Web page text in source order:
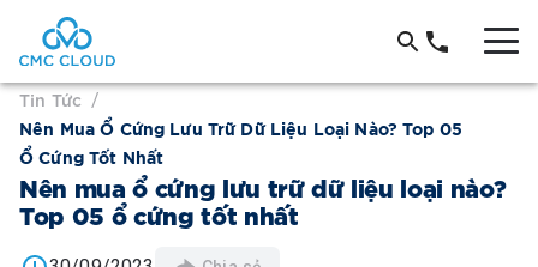
Tin Tức /
Nên Mua Ổ Cứng Lưu Trữ Dữ Liệu Loại Nào? Top 05
Ổ Cứng Tốt Nhất
Nên mua ổ cứng lưu trữ dữ liệu loại nào?
Top 05 ổ cứng tốt nhất